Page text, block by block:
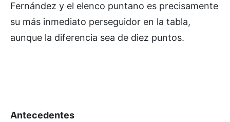
Fernández y el elenco puntano es precisamente
su más inmediato perseguidor en la tabla,
aunque la diferencia sea de diez puntos.
Antecedentes